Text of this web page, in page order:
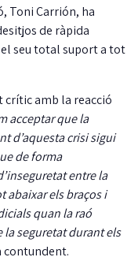
Toni Carrión, ha
de ràpida
seu total suport a tot
amb la reacció
acceptar que la
d’aquesta crisi sigui
de forma
entre la
abaixar els braços i
quan la raó
seguretat durant els
contundent.